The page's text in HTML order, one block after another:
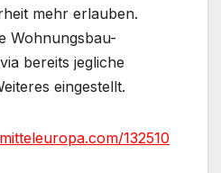
mehr erlauben.
Wohnungsbau-
bereits jegliche
eingestellt.
132510